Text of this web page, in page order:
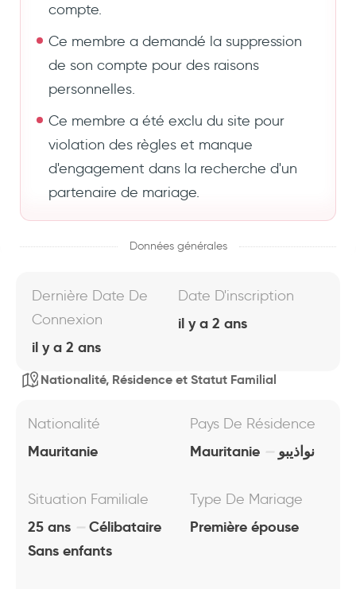
compte.
Ce membre a demandé la suppression
de son compte pour des raisons
personnelles.
Ce membre a été exclu du site pour
violation des règles et manque
d'engagement dans la recherche d'un
partenaire de mariage.
Données générales
Dernière Date De
Connexion
il y a 2 ans
Date D'inscription
il y a 2 ans
Nationalité, Résidence et Statut Familial
Nationalité
Mauritanie
Pays De Résidence
Mauritanie نواذيبو
Situation Familiale
25 ans
Célibataire
Sans enfants
Type De Mariage
Première épouse